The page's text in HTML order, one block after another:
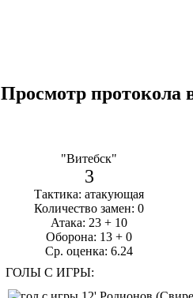
Просмотр протокола
"Витебск"
3
Тактика: атакующая
Количество замен: 0
Атака: 23 + 10
Оборона: 13 + 0
Ср. оценка: 6.24
ГОЛЫ С ИГРЫ: